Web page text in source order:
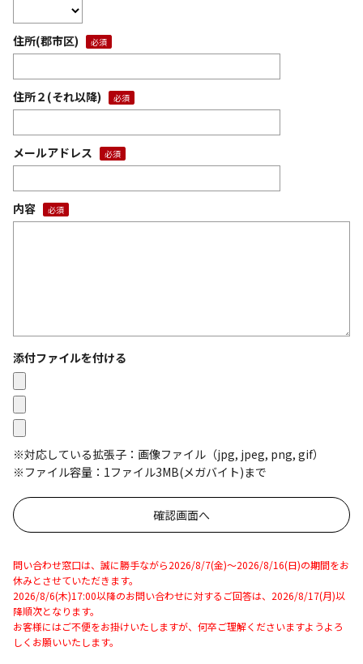
住所(郡市区)
住所２(それ以降)
メールアドレス
内容
添付ファイルを付ける
※対応している拡張子：画像ファイル（jpg, jpeg, png, gif）
※ファイル容量：1ファイル3MB(メガバイト)まで
問い合わせ窓口は、誠に勝手ながら2026/8/7(金)～2026/8/16(日)の期間をお
休みとさせていただきます。
2026/8/6(木)17:00以降のお問い合わせに対するご回答は、2026/8/17(月)以
降順次となります。
お客様にはご不便をお掛けいたしますが、何卒ご理解くださいますようよろ
しくお願いいたします。